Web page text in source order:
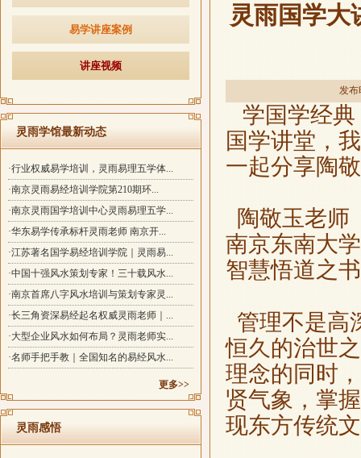
易学讲座案例
讲座视频
灵雨学馆最新动态
·行业权威易学培训，灵雨易理五学体...
·南京灵雨易经培训学院第210期环...
·南京灵雨国学培训中心灵雨易理五学...
·华东易学传承标杆灵雨老师 南京开...
·江苏著名国学易经培训学院｜灵雨易...
·中国十强风水策划专家！三十载风水...
·南京首席八字风水培训与策划专家灵...
·长三角资深易经起名权威灵雨老师｜...
·大型企业风水如何布局？灵雨老师实...
·名师手把手教｜全国知名的易经风水...
更多>>
灵雨感悟
灵雨国学大
发布
学国学经典
国学讲堂，
一起分享陶
陶敬玉老师
南京东南大
智慧悟道之
管理不是高
恒久的治世
理念的同时
贤气象，掌
现东方传统